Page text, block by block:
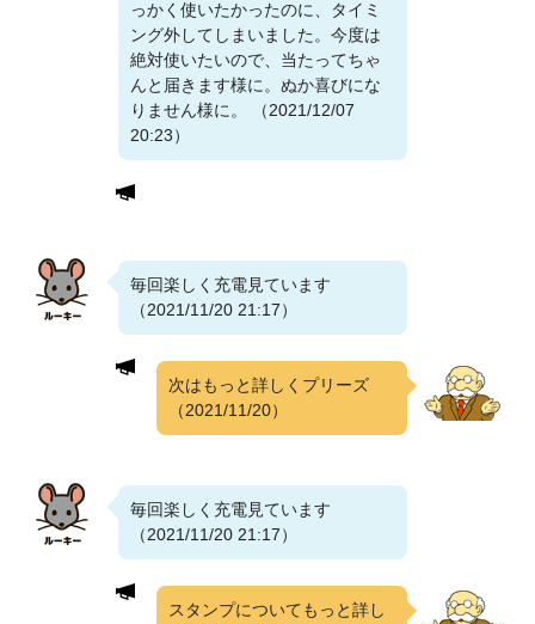
っかく使いたかったのに、タイミ
ング外してしまいました。今度は
絶対使いたいので、当たってちゃ
んと届きます様に。ぬか喜びにな
りません様に。 （2021/12/07
20:23）
毎回楽しく充電見ています
（2021/11/20 21:17）
次はもっと詳しくプリーズ
（2021/11/20）
毎回楽しく充電見ています
（2021/11/20 21:17）
スタンプについてもっと詳し